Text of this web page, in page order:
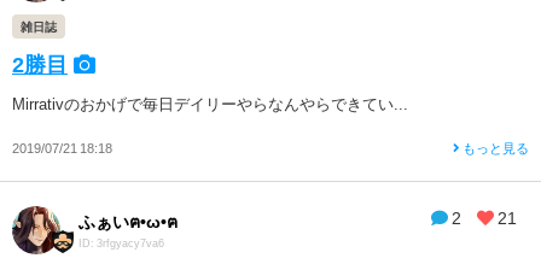
雑日誌
2勝目
Mirrativのおかげで毎日デイリーやらなんやらできてい...
2019/07/21 18:18 もっと見る
2 21
ふぁいฅ•ω•ฅ
ID: 3rfgyacy7va6